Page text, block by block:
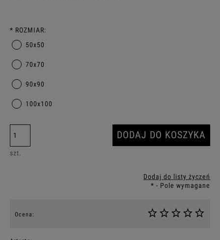
* ROZMIAR:
50x50
70x70
90x90
100x100
szt.
DODAJ DO KOSZYKA
Dodaj do listy życzeń
* - Pole wymagane
Ocena: